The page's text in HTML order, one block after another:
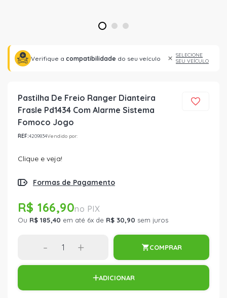
1 2 3
Verifique a compatibilidade do seu veículo
SELECIONE
SEU VEÍCULO
Pastilha De Freio Ranger Dianteira
Frasle Pd1434 Com Alarme Sistema
Fomoco Jogo
REF:4209834Vendido por:
Clique e veja!
Formas de Pagamento
R$ 166,90
Ou R$ 185,40 em até 6x de R$ 30,90 sem juros
- + COMPRAR
ADICIONAR